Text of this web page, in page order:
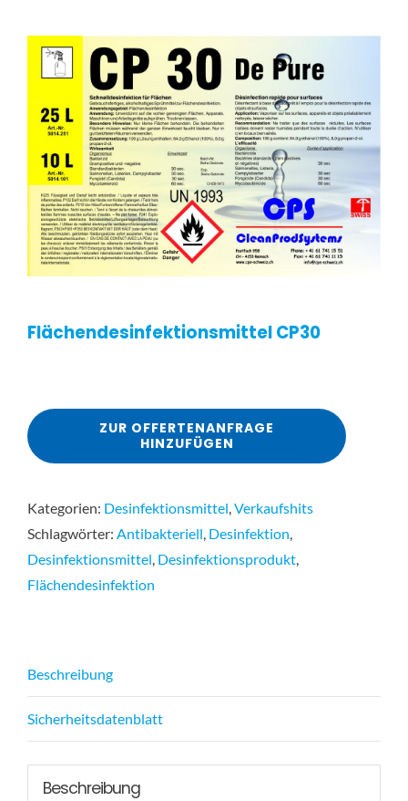
Flächendesinfektionsmittel CP30
ZUR OFFERTENANFRAGE
HINZUFÜGEN
Kategorien: Desinfektionsmittel Verkaufshits
Schlagwörter: Antibakteriell Desinfektion
Desinfektionsmittel Desinfektionsprodukt
Flächendesinfektion
Beschreibung
Sicherheitsdatenblatt
Beschreibung